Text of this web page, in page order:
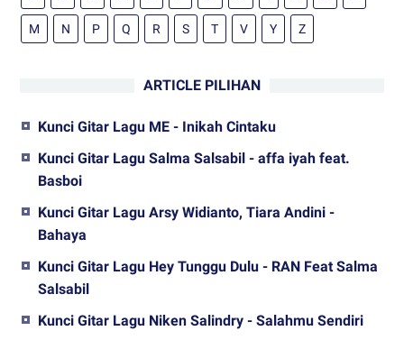
M N P Q R S T V Y Z
ARTICLE PILIHAN
Kunci Gitar Lagu ME - Inikah Cintaku
Kunci Gitar Lagu Salma Salsabil - affa iyah feat.
Basboi
Kunci Gitar Lagu Arsy Widianto, Tiara Andini -
Bahaya
Kunci Gitar Lagu Hey Tunggu Dulu - RAN Feat Salma
Salsabil
Kunci Gitar Lagu Niken Salindry - Salahmu Sendiri